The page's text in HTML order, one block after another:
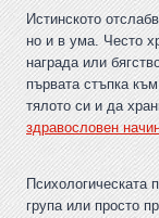
Истинското
но и в ума. Често
награда или
първата стъпка
тялото си и да
здравословен
Психологическата
група или просто